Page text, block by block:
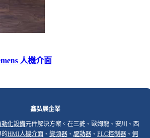
人機介面
鑫弘展企業
動化設備元件解決方案。在三菱、歐姆龍、安川、西
的HMI人機介面 、變頻器 、驅動器 、PLC控制器 、伺